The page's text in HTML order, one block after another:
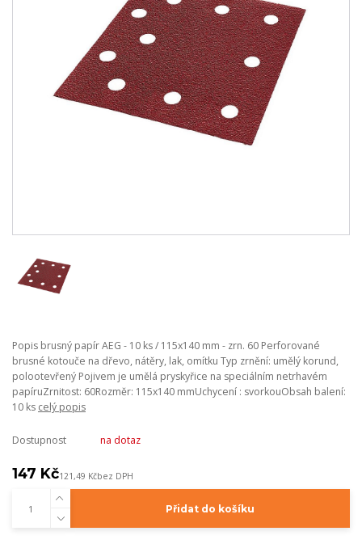
Popis brusný papír AEG - 10 ks / 115x140 mm - zrn. 60 Perforované
brusné kotouče na dřevo, nátěry, lak, omítku Typ zrnění: umělý korund,
polootevřený Pojivem je umělá pryskyřice na speciálním netrhavém
papíruZrnitost: 60Rozměr: 115x140 mmUchycení : svorkouObsah balení:
10 ks celý popis
Dostupnost na dotaz
147 Kč121,49 Kčbez DPH
Přidat do košíku